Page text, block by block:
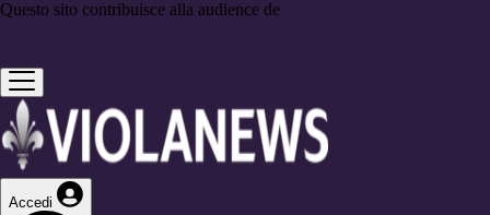
Questo sito contribuisce alla audience de
Accedi